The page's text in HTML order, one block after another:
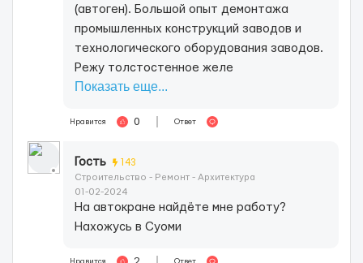
(автоген). Большой опыт демонтажа
промышленных конструкций заводов и
технологического оборудования заводов.
Режу толстостенное желе
Показать еще...
Нравится 0 Ответ
Гость 143
Строительство - Ремонт - Архитектура
01-02-2024
На автокране найдёте мне работу?
Нахожусь в Суоми
Нравится Ответ